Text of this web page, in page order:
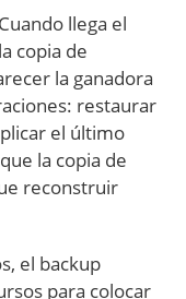
llega el
copia de
la ganadora
restaurar
el último
la copia de
reconstruir
el backup
para colocar